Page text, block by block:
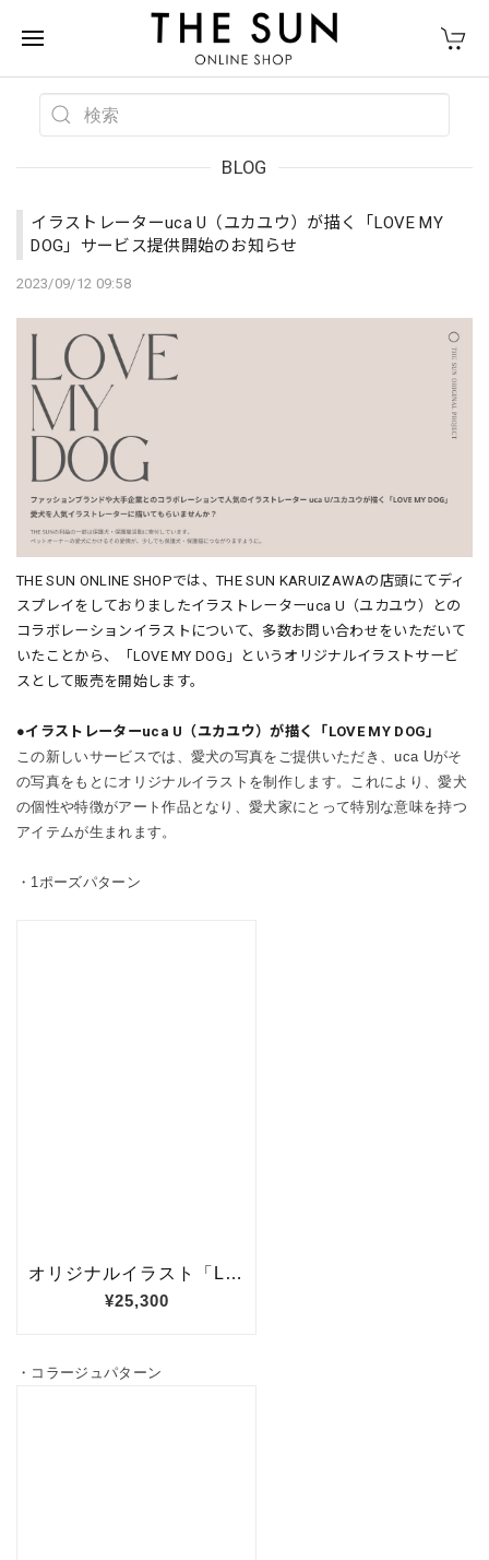
BLOG
イラストレーターuca U（ユカユウ）が描く「LOVE MY
DOG」サービス提供開始のお知らせ
2023/09/12 09:58
THE SUN ONLINE SHOPでは、THE SUN KARUIZAWAの店頭にてディ
スプレイをしておりましたイラストレーターuca U（ユカユウ）との
コラボレーションイラストについて、 多数お問い合わせをいただいて
いたことから、
「LOVE MY DOG」というオリジナルイラストサービ
スとして販売を開始します。
●イラストレーターuca U（ユカユウ）が描く「LOVE MY DOG」
この新しいサービスでは、愛犬の写真をご提供いただき、uca Uがそ
の写真をもとにオリジナルイラストを制作します。これにより、愛犬
の個性や特徴がアート作品となり、愛犬家にとって特別な意味を持つ
アイテムが生まれます。
・1ポーズパターン
・コラージュパターン